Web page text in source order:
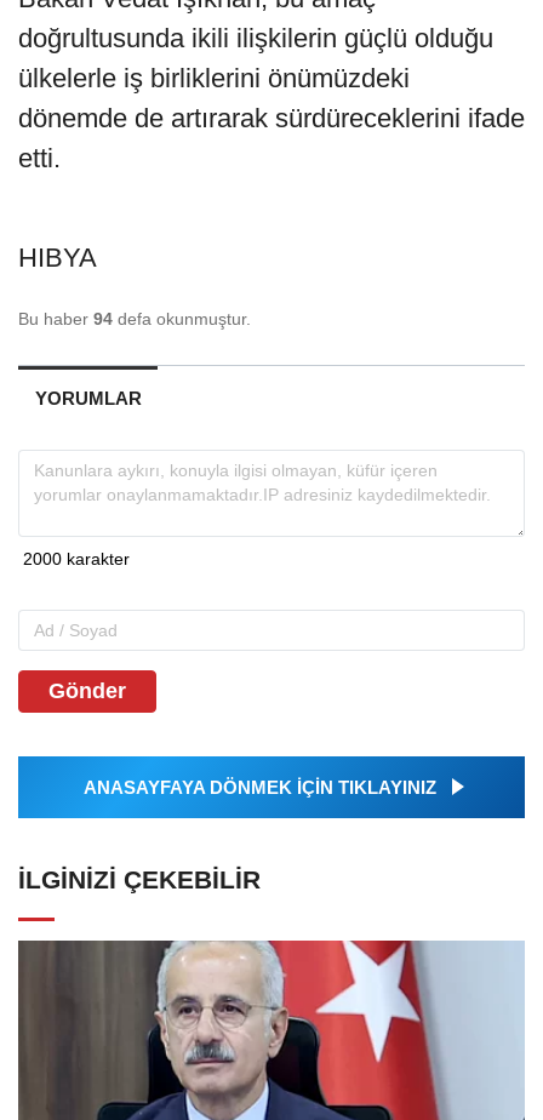
doğrultusunda ikili ilişkilerin güçlü olduğu
ülkelerle iş birliklerini önümüzdeki
dönemde de artırarak sürdüreceklerini ifade
etti.
HIBYA
Bu haber 94 defa okunmuştur.
YORUMLAR
Gönder
ANASAYFAYA DÖNMEK İÇİN TIKLAYINIZ
İLGINIZI ÇEKEBILIR